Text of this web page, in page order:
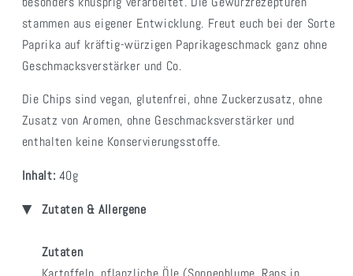
stammen aus eigener Entwicklung. Freut euch bei der Sorte
Paprika auf kräftig-würzigen Paprikageschmack ganz ohne
Geschmacksverstärker und Co.
Die Chips sind vegan, glutenfrei, ohne Zuckerzusatz, ohne
Zusatz von Aromen, ohne Geschmacksverstärker und
enthalten keine Konservierungsstoffe.
Inhalt: 40g
Zutaten & Allergene
Zutaten